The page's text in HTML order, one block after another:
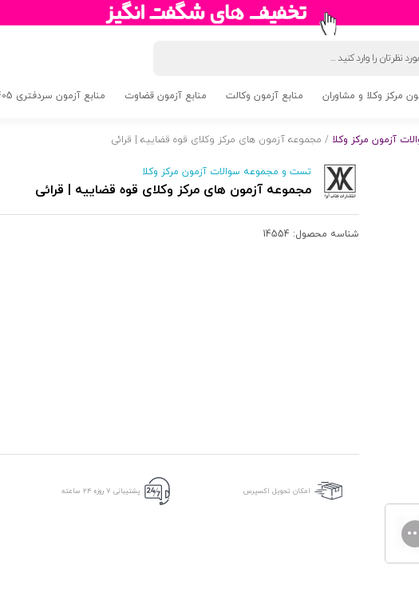
مرکز وکلا و مشاوران منابع آزمون وکالت منابع آزمون قضاوت منابع آزمون سردفتری 1405
آزمون مرکز وکلا / مجموعه آزمون های مرکز وکلای قوه قضاییه | قرائی
تست و مجموعه سوالات آزمون مرکز وکلا
مجموعه آزمون های مرکز وکلای قوه قضاییه | قرائی
شناسه محصول: 14554
امکان تحویل اکسپرس پشتیبانی ۷ روزه ۲۴ ساعته